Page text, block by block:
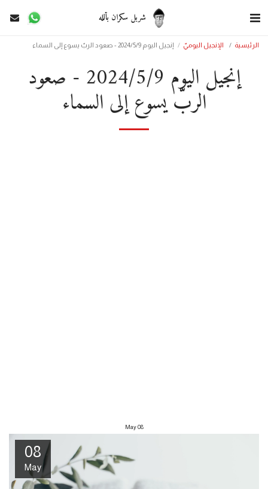
شربل سكران بألله
الرئيسية الإنجيل اليوميّ إنجيل اليوم 2024/5/9 - صعود الربّ يسوع إلى السماء
إنجيل اليوم 2024/5/9 - صعود
الربّ يسوع إلى السماء
08
May
08
May